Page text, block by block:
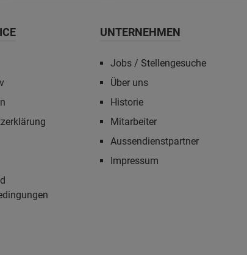
UNTERNEHMEN
Jobs / Stellengesuche
Über uns
Historie
Mitarbeiter
Aussendienstpartner
Impressum